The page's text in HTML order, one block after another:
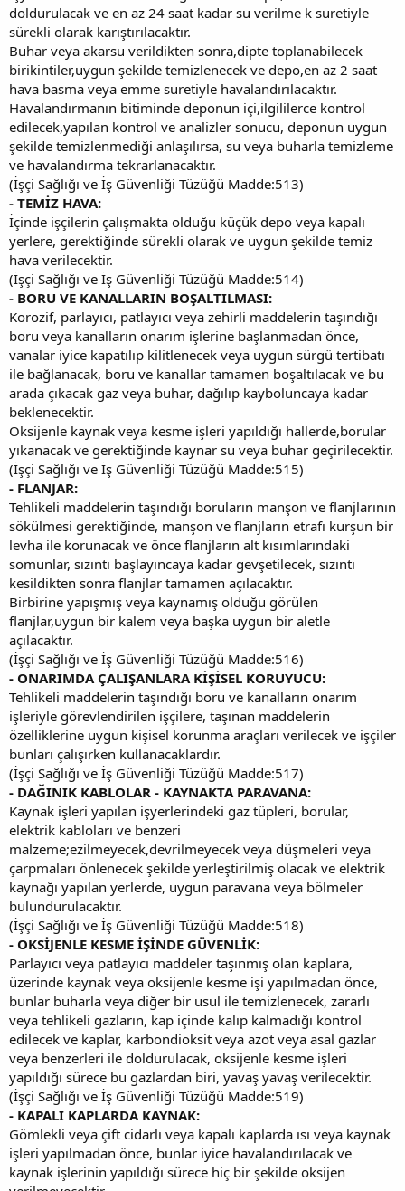
doldurulacak ve en az 24 saat kadar su verilme k suretiyle
sürekli olarak karıştırılacaktır.
Buhar veya akarsu verildikten sonra,dipte toplanabilecek
birikintiler,uygun şekilde temizlenecek ve depo,en az 2 saat
hava basma veya emme suretiyle havalandırılacaktır.
Havalandırmanın bitiminde deponun içi,ilgililerce kontrol
edilecek,yapılan kontrol ve analizler sonucu, deponun uygun
şekilde temizlenmediği anlaşılırsa, su veya buharla temizleme
ve havalandırma tekrarlanacaktır.
(İşçi Sağlığı ve İş Güvenliği Tüzüğü Madde:513)
- TEMİZ HAVA:
İçinde işçilerin çalışmakta olduğu küçük depo veya kapalı
yerlere, gerektiğinde sürekli olarak ve uygun şekilde temiz
hava verilecektir.
(İşçi Sağlığı ve İş Güvenliği Tüzüğü Madde:514)
- BORU VE KANALLARIN BOŞALTILMASI:
Korozif, parlayıcı, patlayıcı veya zehirli maddelerin taşındığı
boru veya kanalların onarım işlerine başlanmadan önce,
vanalar iyice kapatılıp kilitlenecek veya uygun sürgü tertibatı
ile bağlanacak, boru ve kanallar tamamen boşaltılacak ve bu
arada çıkacak gaz veya buhar, dağılıp kayboluncaya kadar
beklenecektir.
Oksijenle kaynak veya kesme işleri yapıldığı hallerde,borular
yıkanacak ve gerektiğinde kaynar su veya buhar geçirilecektir.
(İşçi Sağlığı ve İş Güvenliği Tüzüğü Madde:515)
- FLANJAR:
Tehlikeli maddelerin taşındığı boruların manşon ve flanjlarının
sökülmesi gerektiğinde, manşon ve flanjların etrafı kurşun bir
levha ile korunacak ve önce flanjların alt kısımlarındaki
somunlar, sızıntı başlayıncaya kadar gevşetilecek, sızıntı
kesildikten sonra flanjlar tamamen açılacaktır.
Birbirine yapışmış veya kaynamış olduğu görülen
flanjlar,uygun bir kalem veya başka uygun bir aletle
açılacaktır.
(İşçi Sağlığı ve İş Güvenliği Tüzüğü Madde:516)
- ONARIMDA ÇALIŞANLARA KİŞİSEL KORUYUCU:
Tehlikeli maddelerin taşındığı boru ve kanalların onarım
işleriyle görevlendirilen işçilere, taşınan maddelerin
özelliklerine uygun kişisel korunma araçları verilecek ve işçiler
bunları çalışırken kullanacaklardır.
(İşçi Sağlığı ve İş Güvenliği Tüzüğü Madde:517)
- DAĞINIK KABLOLAR - KAYNAKTA PARAVANA:
Kaynak işleri yapılan işyerlerindeki gaz tüpleri, borular,
elektrik kabloları ve benzeri
malzeme;ezilmeyecek,devrilmeyecek veya düşmeleri veya
çarpmaları önlenecek şekilde yerleştirilmiş olacak ve elektrik
kaynağı yapılan yerlerde, uygun paravana veya bölmeler
bulundurulacaktır.
(İşçi Sağlığı ve İş Güvenliği Tüzüğü Madde:518)
- OKSİJENLE KESME İŞİNDE GÜVENLİK:
Parlayıcı veya patlayıcı maddeler taşınmış olan kaplara,
üzerinde kaynak veya oksijenle kesme işi yapılmadan önce,
bunlar buharla veya diğer bir usul ile temizlenecek, zararlı
veya tehlikeli gazların, kap içinde kalıp kalmadığı kontrol
edilecek ve kaplar, karbondioksit veya azot veya asal gazlar
veya benzerleri ile doldurulacak, oksijenle kesme işleri
yapıldığı sürece bu gazlardan biri, yavaş yavaş verilecektir.
(İşçi Sağlığı ve İş Güvenliği Tüzüğü Madde:519)
- KAPALI KAPLARDA KAYNAK:
Gömlekli veya çift cidarlı veya kapalı kaplarda ısı veya kaynak
işleri yapılmadan önce, bunlar iyice havalandırılacak ve
kaynak işlerinin yapıldığı sürece hiç bir şekilde oksijen